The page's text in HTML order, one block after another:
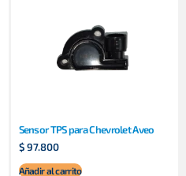
Sensor TPS para Chevrolet Aveo
$97.800
Añadir al carrito